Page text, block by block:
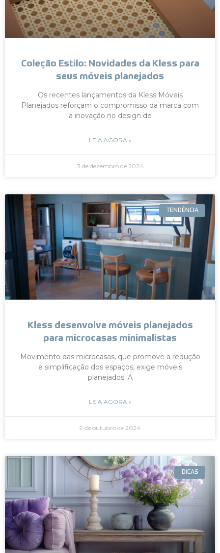
Coleção Estilo: Novidades da Kless para
seus móveis planejados
Os recentes lançamentos da Kless Móveis
Planejados reforçam o compromisso da marca com
a inovação no design de
LEIA AGORA »
3 de dezembro de 2024
TENDÊNCIA
Kless desenvolve móveis planejados
para microcasas minimalistas
Movimento das microcasas, que promove a redução
e simplificação dos espaços, exige móveis
planejados. A
LEIA AGORA »
9 de outubro de 2024
DICAS